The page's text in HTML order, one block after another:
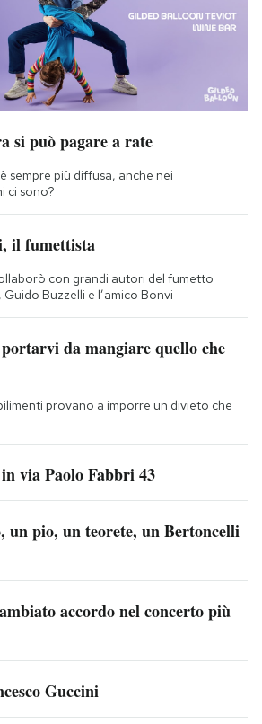
si può pagare a rate
sempre più diffusa, anche nei
ci sono?
il fumettista
con grandi autori del fumetto
Buzzelli e l’amico Bonvi
da mangiare quello che
provano a imporre un divieto che
via Paolo Fabbri 43
un pio, un teorete, un Bertoncelli
accordo nel concerto più
Guccini